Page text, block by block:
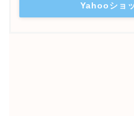
Yahooショ